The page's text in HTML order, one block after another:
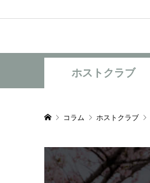
ホストクラブ
コラム ホストクラブ